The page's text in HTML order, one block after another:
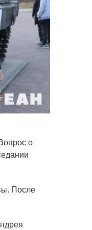
о
После